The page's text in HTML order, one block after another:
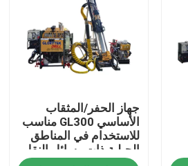
جهاز الحفر/المثقاب
الأساسي GL300 مناسب
للاستخدام في المناطق
الجبلية ذات وسائل النقل